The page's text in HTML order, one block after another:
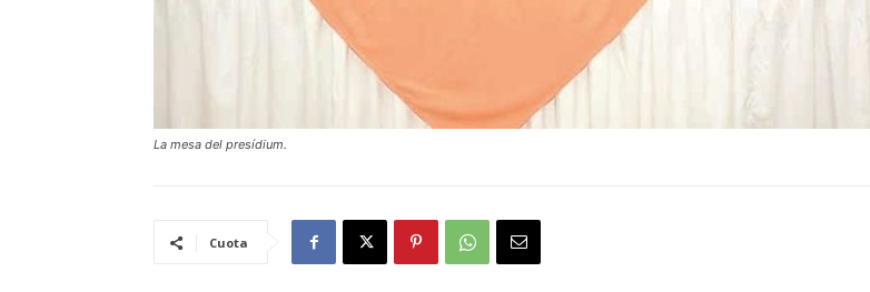
La mesa del presídium.
Cuota